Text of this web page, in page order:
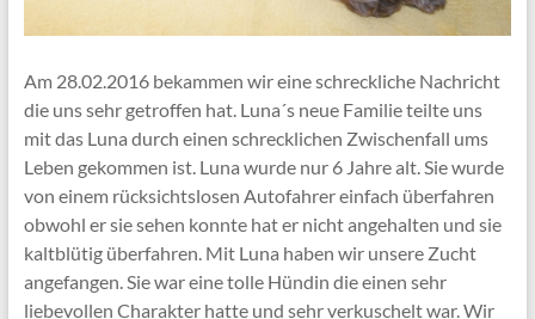
Am 28.02.2016 bekammen wir eine schreckliche Nachricht
die uns sehr getroffen hat. Luna´s neue Familie teilte uns
mit das Luna durch einen schrecklichen Zwischenfall ums
Leben gekommen ist. Luna wurde nur 6 Jahre alt. Sie wurde
von einem rücksichtslosen Autofahrer einfach überfahren
obwohl er sie sehen konnte hat er nicht angehalten und sie
kaltblütig überfahren. Mit Luna haben wir unsere Zucht
angefangen. Sie war eine tolle Hündin die einen sehr
liebevollen Charakter hatte und sehr verkuschelt war. Wir